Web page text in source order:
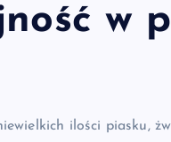
w
ilości piasku,